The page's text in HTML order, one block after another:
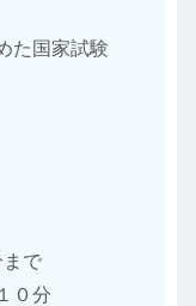
た国家試験
で
０分